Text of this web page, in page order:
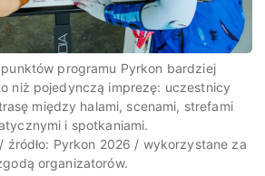
programu Pyrkon bardziej
niż pojedynczą imprezę: uczestnicy
między halami, scenami, strefami
i spotkaniami.
źródło: Pyrkon 2026 / wykorzystane za
organizatorów.